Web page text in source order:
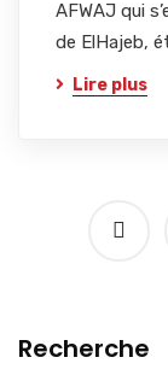
AFWAJ qui
de ElHajeb,
Lire plus
Recherche